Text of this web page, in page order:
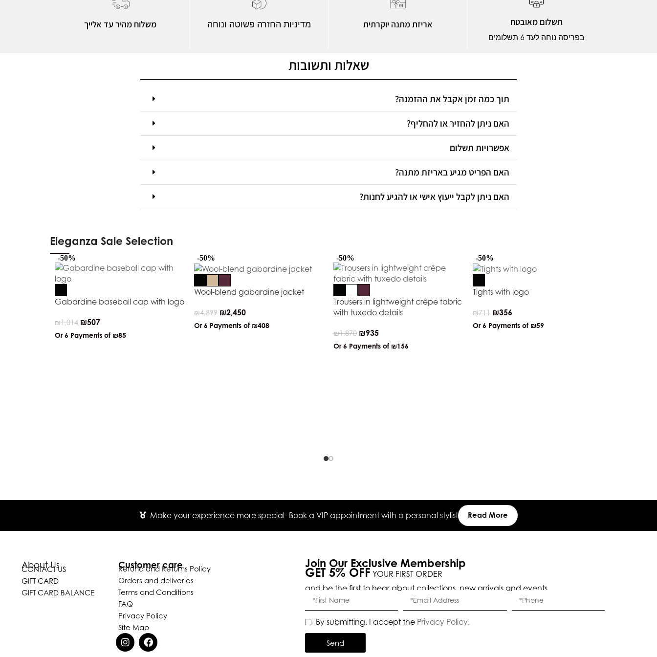
משלוח מהיר עד אלייך מדיניות החזרה פשוטה ונוחה אריזת מתנה יוקרתית תשלום מאובטח
בפריסה נוחה לעד 6 תשלומים
שאלות ותשובות
תוך כמה זמן אקבל את ההזמנה?
האם ניתן להחזיר או להחליף?
אפשרויות תשלום
האם הפריט מגיע באריזת מתנה?
האם ניתן לקבל ייעוץ אישי או להגיע לחנות?
Eleganza Sale Selection
-50%
Gabardine baseball cap with logo
₪1,014 ₪507
Or 6 Payments of ₪85
-50%
Wool-blend gabardine jacket
₪4,899 ₪2,450
Or 6 Payments of ₪408
-50%
Trousers in lightweight crêpe fabric
with tuxedo details
₪1,870 ₪935
Or 6 Payments of ₪156
-50%
Tights with logo
₪711 ₪356
Or 6 Payments of ₪59
Make your experience more special- Book a VIP appointment with a personal stylist Read More
About Us
CONTACT US
GIFT CARD
GIFT CARD BALANCE
Customer care
Refund and Returns Policy
Orders and deliveries
Terms and Conditions
FAQ
Privacy Policy
Site Map
Join Our Exclusive Membership
GET 5% OFF YOUR FIRST ORDER
and be the first to hear about collections, new arrivals and events.
By submitting, I accept the Privacy Policy.
Send
Eleganza Israel